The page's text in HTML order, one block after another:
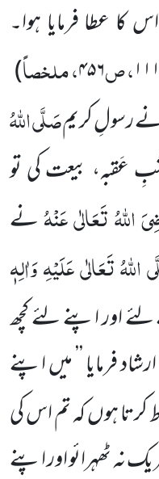
کا عطا فرمایا ہوا۔
۱۱۱، ص۴۵۶، ملخصاً)
رسولِ کریمصَلَّی اللہُ
بیعت کی تو
اللہُ تَعَالٰی عَنْہُنے
اللہُ تَعَالٰی عَلَیْہِ وَاٰلِہٖ
اور اپنے لئے کچھ
فرمایا ’’ میں اپنے
ہوں کہ تم اس کی
نہ ٹھہرائو اور اپنے